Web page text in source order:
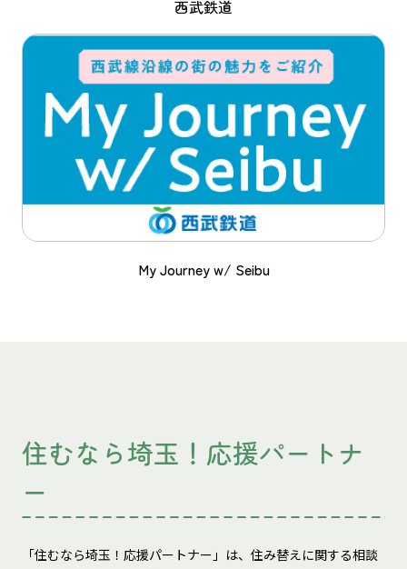
西武鉄道
My Journey w/ Seibu
住むなら埼玉！応援パートナ
ー
「住むなら埼玉！応援パートナー」は、住み替えに関する相談